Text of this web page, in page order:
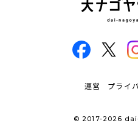
運営 プライ
© 2017-2026